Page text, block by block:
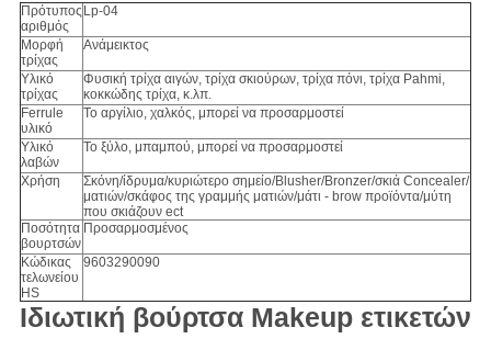
Πρότυπος
αριθμός
Lp-04
Μορφή
τρίχας
Ανάμεικτος
Υλικό
τρίχας
Φυσική τρίχα αιγών, τρίχα σκιούρων, τρίχα πόνι, τρίχα Pahmi,
κοκκώδης τρίχα, κ.λπ.
Ferrule
υλικό
Το αργίλιο, χαλκός, μπορεί να προσαρμοστεί
Υλικό
λαβών
Το ξύλο, μπαμπού, μπορεί να προσαρμοστεί
Χρήση
Σκόνη/ίδρυμα/κυριώτερο σημείο/Blusher/Bronzer/σκιά Concealer/
ματιών/σκάφος της γραμμής ματιών/μάτι - brow προϊόντα/μύτη
που σκιάζουν ect
Ποσότητα
βουρτσών
Προσαρμοσμένος
Κώδικας
τελωνείου
HS
9603290090
Ιδιωτική βούρτσα Makeup ετικετών